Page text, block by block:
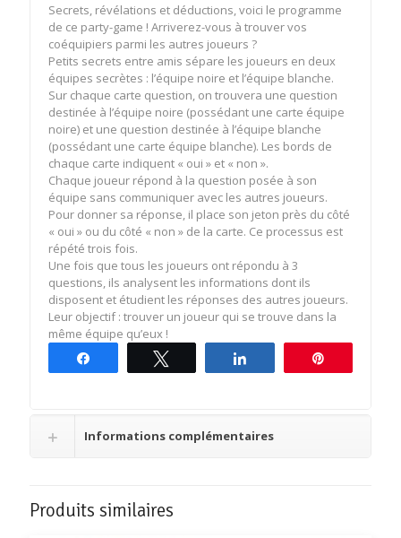
Secrets, révélations et déductions, voici le programme
de ce party-game ! Arriverez-vous à trouver vos
coéquipiers parmi les autres joueurs ?
Petits secrets entre amis sépare les joueurs en deux
équipes secrètes : l’équipe noire et l’équipe blanche.
Sur chaque carte question, on trouvera une question
destinée à l’équipe noire (possédant une carte équipe
noire) et une question destinée à l’équipe blanche
(possédant une carte équipe blanche). Les bords de
chaque carte indiquent « oui » et « non ».
Chaque joueur répond à la question posée à son
équipe sans communiquer avec les autres joueurs.
Pour donner sa réponse, il place son jeton près du côté
« oui » ou du côté « non » de la carte. Ce processus est
répété trois fois.
Une fois que tous les joueurs ont répondu à 3
questions, ils analysent les informations dont ils
disposent et étudient les réponses des autres joueurs.
Leur objectif : trouver un joueur qui se trouve dans la
même équipe qu’eux !
Informations complémentaires
Produits similaires